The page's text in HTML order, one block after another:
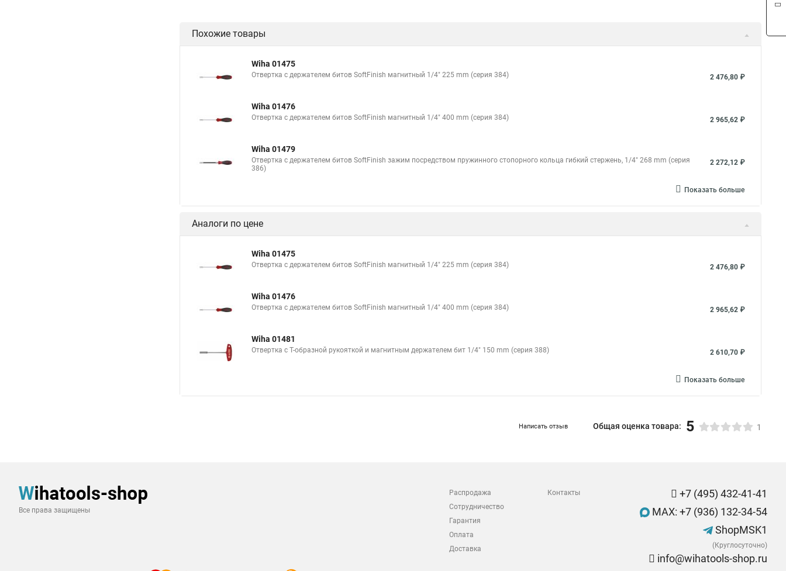
Похожие товары
Wiha 01475
Отвертка с держателем битов SoftFinish магнитный 1/4" 225 mm (серия 384) 2 476,80 ₽
Wiha 01476
Отвертка с держателем битов SoftFinish магнитный 1/4" 400 mm (серия 384) 2 965,62 ₽
Wiha 01479
Отвертка с держателем битов SoftFinish зажим посредством пружинного стопорного кольца гибкий стержень, 1/4" 268 mm (серия
386)
2 272,12 ₽
Показать больше
Аналоги по цене
Wiha 01475
Отвертка с держателем битов SoftFinish магнитный 1/4" 225 mm (серия 384) 2 476,80 ₽
Wiha 01476
Отвертка с держателем битов SoftFinish магнитный 1/4" 400 mm (серия 384) 2 965,62 ₽
Wiha 01481
Отвертка с Т-образной рукояткой и магнитным держателем бит 1/4" 150 mm (серия 388) 2 610,70 ₽
Показать больше
Написать отзыв Общая оценка товара: 5 1
Все права защищены
Распродажа
Сотрудничество
Гарантия
Оплата
Доставка
Контакты
+7 (495) 432-41-41
MAX: +7 (936) 132-34-54
ShopMSK1
(Круглосуточно)
info@wihatools-shop.ru